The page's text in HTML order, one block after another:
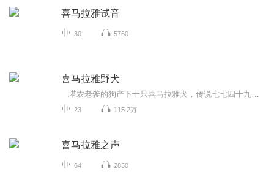
喜马拉雅试音
30 5760
喜马拉雅野犬
23 115.2万
喜马拉雅之声
64 2850